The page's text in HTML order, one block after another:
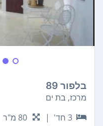
בלפור 89
מרכז, בת ים
3 חד'
| 80 מ"ר